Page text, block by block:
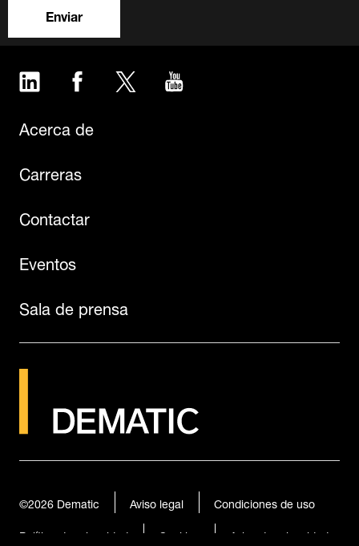
Enviar
LinkedIn Facebook Twitter
Acerca de
Carreras
Contactar
Eventos
Sala de prensa
©2026Dematic Aviso legal
Condiciones de uso
Política de privacidad
Cookies Aviso de privacidad